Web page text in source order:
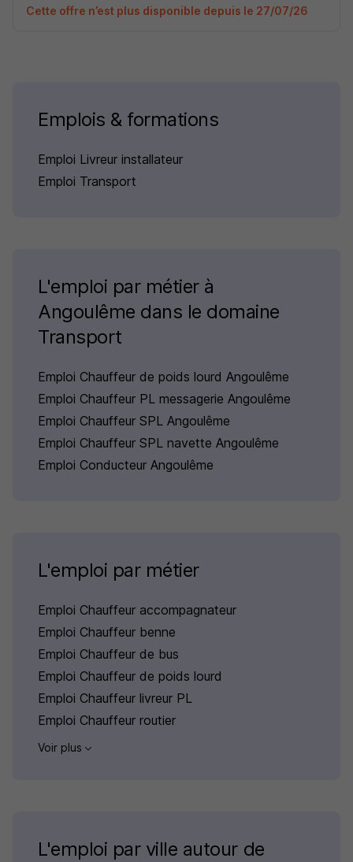
Cette offre n’est plus disponible depuis le 27/07/26
Emplois & formations
Emploi Livreur installateur
Emploi Transport
L'emploi par métier à
Angoulême dans le domaine
Transport
Emploi Chauffeur de poids lourd Angoulême
Emploi Chauffeur PL messagerie Angoulême
Emploi Chauffeur SPL Angoulême
Emploi Chauffeur SPL navette Angoulême
Emploi Conducteur Angoulême
L'emploi par métier
Emploi Chauffeur accompagnateur
Emploi Chauffeur benne
Emploi Chauffeur de bus
Emploi Chauffeur de poids lourd
Emploi Chauffeur livreur PL
Emploi Chauffeur routier
Voir plus
L'emploi par ville autour de